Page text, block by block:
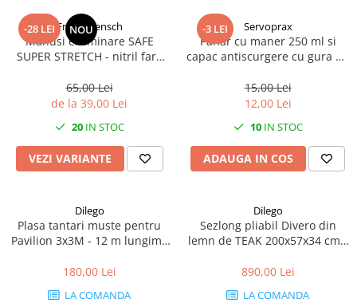
-28 LEI NOU
Franz Mensch
Manusi examinare SAFE
SUPER STRETCH - nitril fara
65,00 Lei
de la 39,00 Lei
20IN STOC
VEZI VARIANTE
-3 LEI Servoprax
Pahar cu maner 250 ml si
capac antiscurgere cu gura de
transparent
15,00 Lei
12,00 Lei
10IN STOC
ADAUGA IN COS
Dilego
Plasa tantari muste pentru
Pavilion 3x3M - 12 m lungime
180,00 Lei
LA COMANDA
Dilego
Sezlong pliabil Divero din
lemn de TEAK 200x57x34 cm -
890,00 Lei
LA COMANDA